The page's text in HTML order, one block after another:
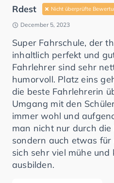
Rdest Nicht überprüfte
December 5, 2023
Super Fahrschule, der
inhaltlich perfekt und
Fahrlehrer sind sehr
humorvoll. Platz eins
die beste Fahrlehrerin
Umgang mit den
immer wohl und
man nicht nur durch die
sondern auch etwas für
sich sehr viel mühe
ausbilden.